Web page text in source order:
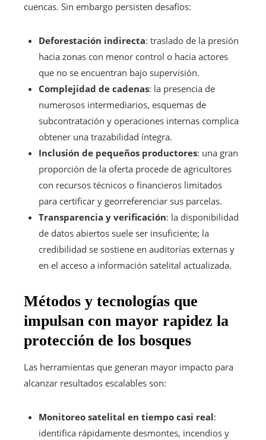
cuencas. Sin embargo persisten desafíos:
Deforestación indirecta: traslado de la presión
hacia zonas con menor control o hacia actores
que no se encuentran bajo supervisión.
Complejidad de cadenas: la presencia de
numerosos intermediarios, esquemas de
subcontratación y operaciones internas complica
obtener una trazabilidad íntegra.
Inclusión de pequeños productores: una gran
proporción de la oferta procede de agricultores
con recursos técnicos o financieros limitados
para certificar y georreferenciar sus parcelas.
Transparencia y verificación: la disponibilidad
de datos abiertos suele ser insuficiente; la
credibilidad se sostiene en auditorías externas y
en el acceso a información satelital actualizada.
Métodos y tecnologías que
impulsan con mayor rapidez la
protección de los bosques
Las herramientas que generan mayor impacto para
alcanzar resultados escalables son:
Monitoreo satelital en tiempo casi real:
identifica rápidamente desmontes, incendios y